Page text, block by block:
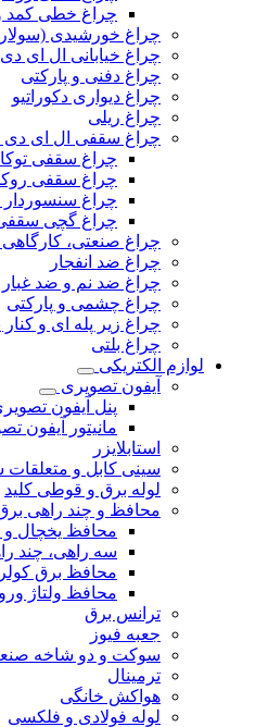
چراغ خطی کمد
چراغ خورشیدی
چراغ خیابانی ال ای دی
چراغ دفنی و پارکتی
چراغ دیواری دکوراتیو
چراغ ریلی
چراغ سقفی ال ای دی
چراغ سقفی
چراغ سقفی
چراغ
چراغ گچی سقفی
چراغ صنعتی،
چراغ ضد انفجار
چراغ ضد نم و ضد غبار
چراغ چشمی و پارکتی
چراغ‌ زیر‌ پله‌ ای و کنار‌
چراغ بلتی
لوازم الکتریکی
آیفون تصویری
پنل آیفون
مانیتور آیفون
استابلایزر
سینی کابل و متعلقات
لوله برق و قوطی کلید
محافظ و چند راهی
محافظ یخچال و
سه راهی، چند
محافظ برق
محافظ ولتاژ
ترانس برق
جعبه فیوز
سوکت و دو شاخه
ترمینال
هواکش خانگی
لوله فولادی و فلکسی